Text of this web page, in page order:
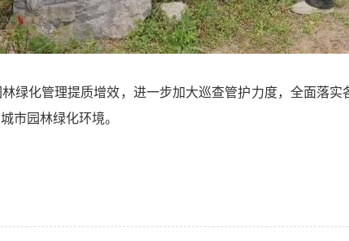
绿化管理提质增效，进一步加大巡查管护力度，全面落
市园林绿化环境。